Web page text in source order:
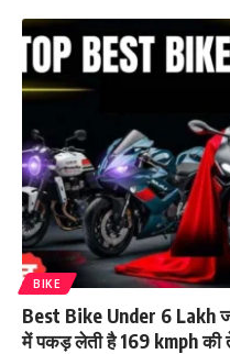
BIKE
Best Bike Under 6 Lakh
में पकड़ लेती है 169 kmph की